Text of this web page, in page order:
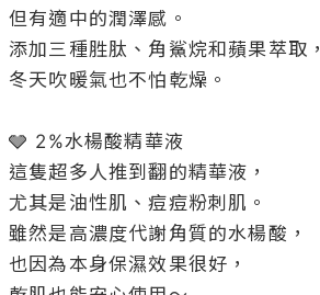
但有適中的潤澤感。
添加三種胜肽、角鯊烷和蘋果萃取，
冬天吹暖氣也不怕乾燥。
🩶 2%水楊酸精華液
這隻超多人推到翻的精華液，
尤其是油性肌、痘痘粉刺肌。
雖然是高濃度代謝角質的水楊酸，
也因為本身保濕效果很好，